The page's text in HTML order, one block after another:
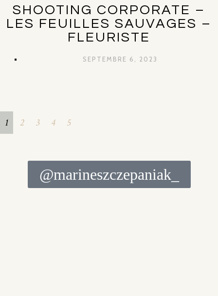
SHOOTING CORPORATE –
LES FEUILLES SAUVAGES –
FLEURISTE
SEPTEMBRE 6, 2023
1 2 3 4 5
@marineszczepaniak_